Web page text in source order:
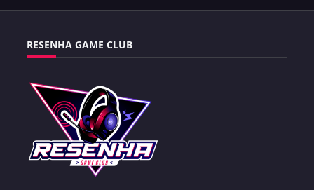
RESENHA GAME CLUB